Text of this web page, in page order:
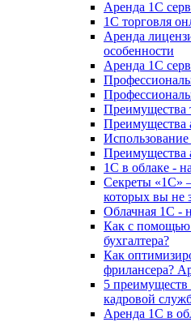
Аренда 1С
1С торговля
Аренда
особенности
Аренда 1С
Преимущества
Преимущества
Преимущества
1С в облаке -
Секреты «1С»
которых вы не
Облачная 1С -
Как с помощью
бухгалтера?
Как
фрилансера?
5
кадровой
Аренда 1С в